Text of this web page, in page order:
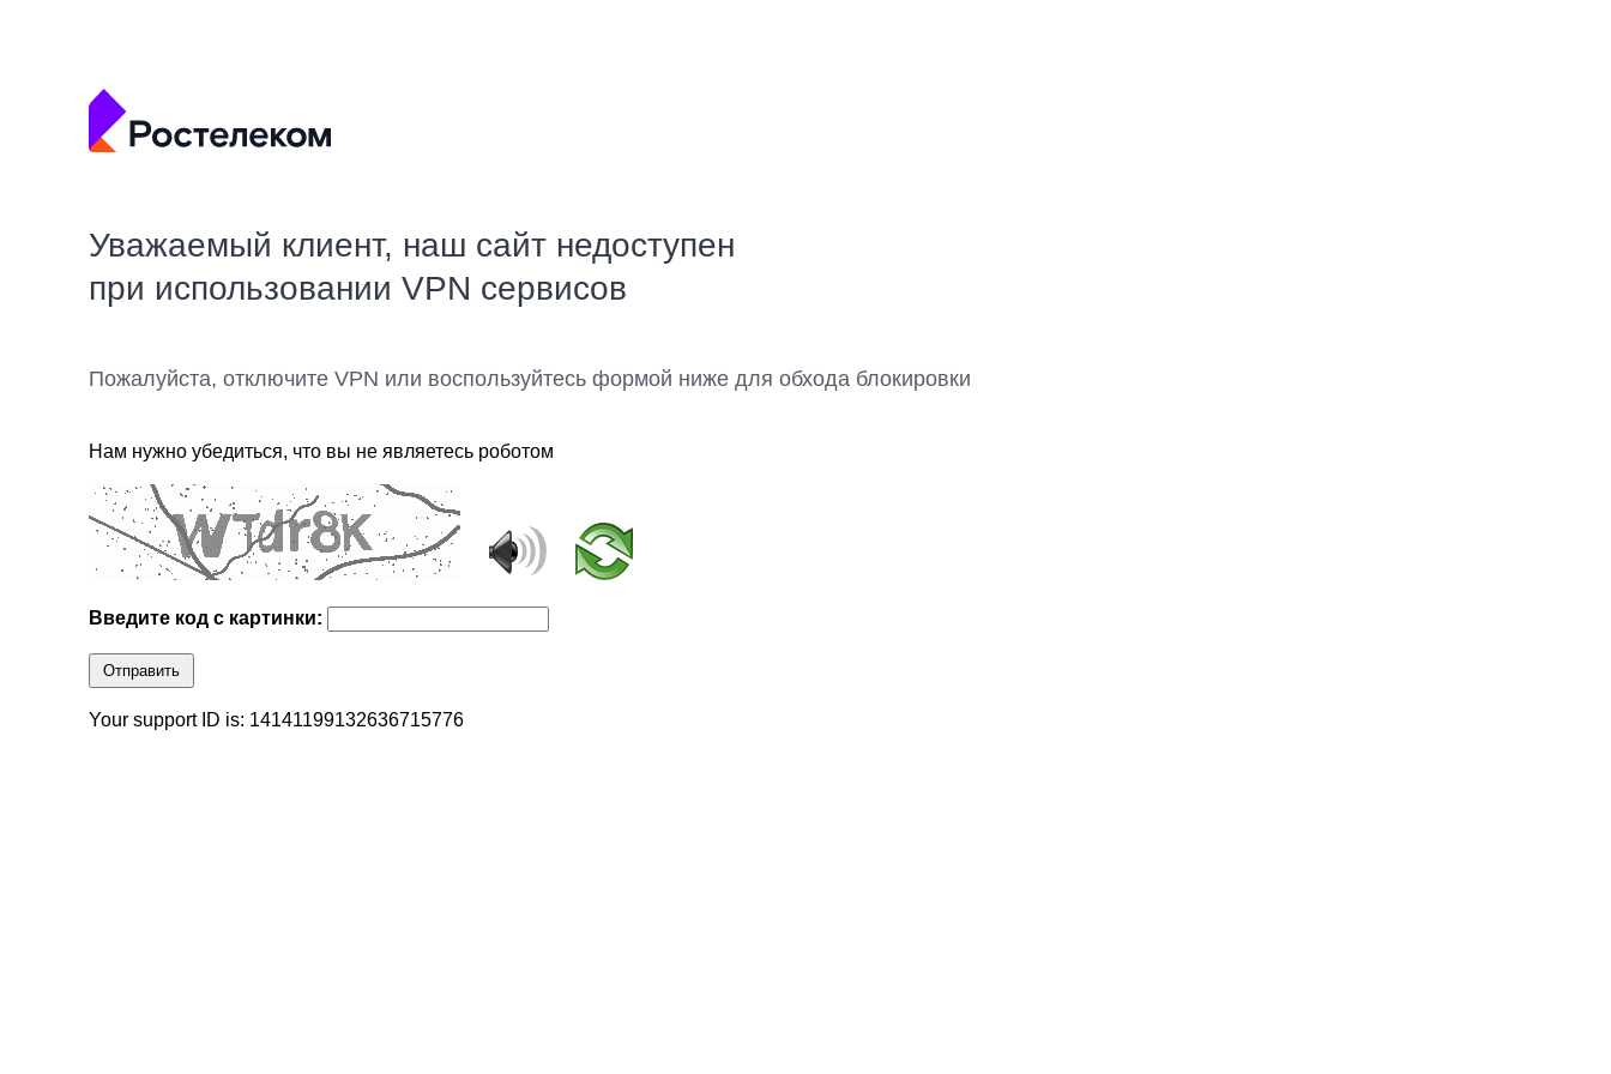
Уважаемый клиент, наш сайт недоступен
при использовании VPN сервисов
Пожалуйста, отключите VPN или воспользуйтесь формой ниже для обхода блокировки
Нам нужно убедиться, что вы не являетесь роботом
Введите код с картинки:
Отправить
Your support ID is: 14141199132636715776